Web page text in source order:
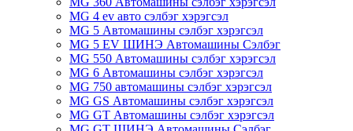
MG 4 ev авто сэлбэг хэрэгсэл
MG 5 Автомашины сэлбэг хэрэгсэл
MG 5 EV ШИНЭ Автомашины Сэлбэг
MG 550 Автомашины сэлбэг хэрэгсэл
MG 6 Автомашины сэлбэг хэрэгсэл
MG 750 автомашины сэлбэг хэрэгсэл
MG GS Автомашины сэлбэг хэрэгсэл
MG GT Автомашины сэлбэг хэрэгсэл